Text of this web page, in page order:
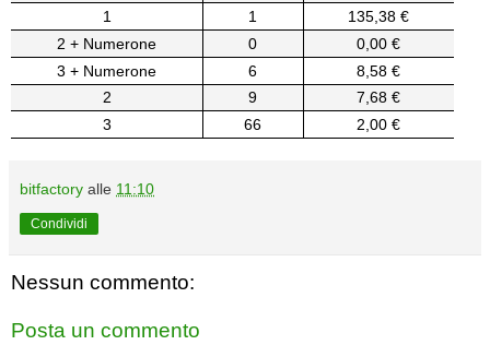
1
1
135,38 €
2 + Numerone
0
0,00 €
3 + Numerone
6
8,58 €
2
9
7,68 €
3
66 2,00 €
bitfactory alle 11:10
Condividi
Nessun commento:
Posta un commento